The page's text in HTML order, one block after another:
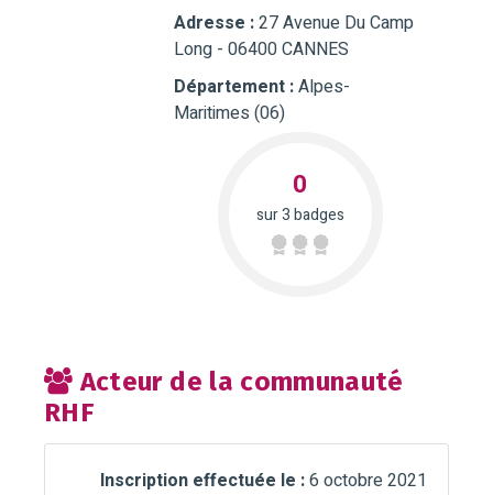
Adresse :27 Avenue Du Camp
Long - 06400 CANNES
Département :Alpes-
Maritimes (06)
0
sur 3 badges
Acteur de la communauté
RHF
Inscription effectuée le :6 octobre 2021